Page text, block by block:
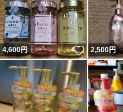
4,600円 いいね！
2,500円